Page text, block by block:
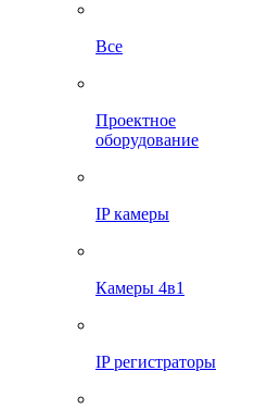
Все
Проектное
оборудование
IP камеры
Камеры 4в1
IP регистраторы